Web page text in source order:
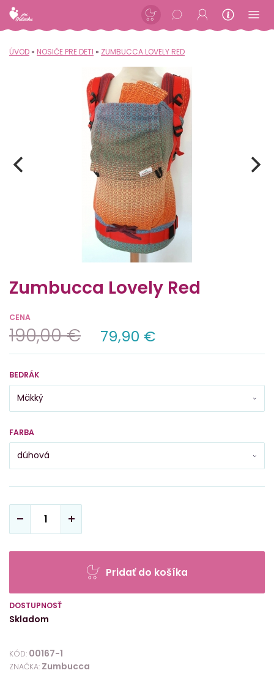
ÚVOD» NOSIČE PRE DETI » ZUMBUCCA LOVELY RED
Zumbucca Lovely Red
CENA
190,00 € 79,90 €
BEDRÁK
FARBA
Pridať do košíka
DOSTUPNOSŤ
Skladom
KÓD: 00167-1
ZNAČKA: Zumbucca